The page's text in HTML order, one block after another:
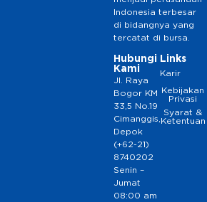
Indonesia terbesar
di bidangnya yang
tercatat di bursa.
Hubungi
Kami
Jl. Raya
Bogor KM
33,5 No.19
Cimanggis,
Depok
(+62-21)
8740202
Senin –
Jumat
08:00 am
Links
Karir
Kebijakan
Privasi
Syarat &
Ketentuan